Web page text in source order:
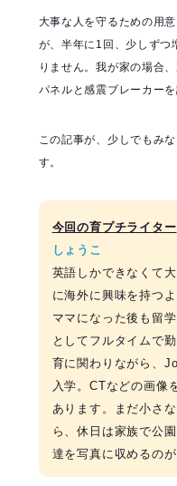
大事な人を守るための用
が、半年に1回、少しずつ
りません。我が家の場合
パネルと感震ブレーカーを
この記事が、少しでもみ
す。
今回の育プチライター
しょうこ
英語しかできなくて
に海外に興味を持つ
ママになった後も留
としてフルタイムで
育に関わりながら、
入学。CTなどの画像
あります。まだ小さ
ら、休日は家族で公
達を写真に収めるの